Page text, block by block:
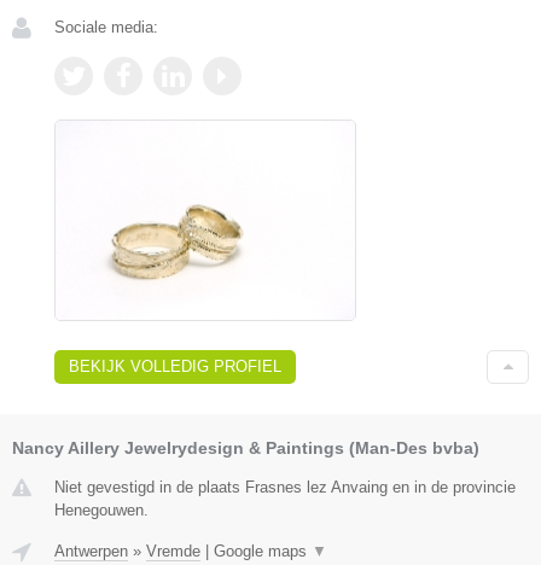
Sociale media:
BEKIJK VOLLEDIG PROFIEL
Nancy Aillery Jewelrydesign & Paintings (Man-Des bvba)
Niet gevestigd in de plaats Frasnes lez Anvaing en in de provincie
Henegouwen.
Antwerpen » Vremde | Google maps ▼